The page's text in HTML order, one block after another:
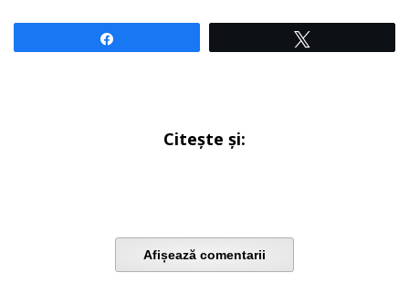
Citește și:
Afișează comentarii